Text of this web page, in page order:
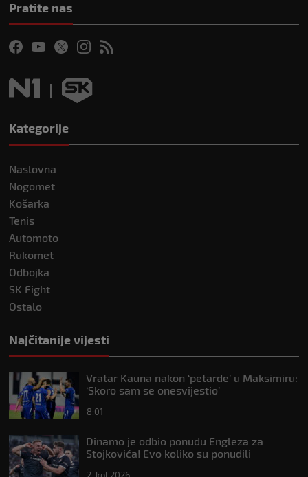
Pratite nas
Kategorije
Naslovna
Nogomet
Košarka
Tenis
Automoto
Rukomet
Odbojka
SK Fight
Ostalo
Najčitanije vijesti
Vratar Kauna nakon ‘petarde’ u Maksimiru:
‘Skoro sam se onesvijestio’
8:01
Dinamo je odbio ponudu Engleza za
Stojkovića! Evo koliko su ponudili
2. kol 2026